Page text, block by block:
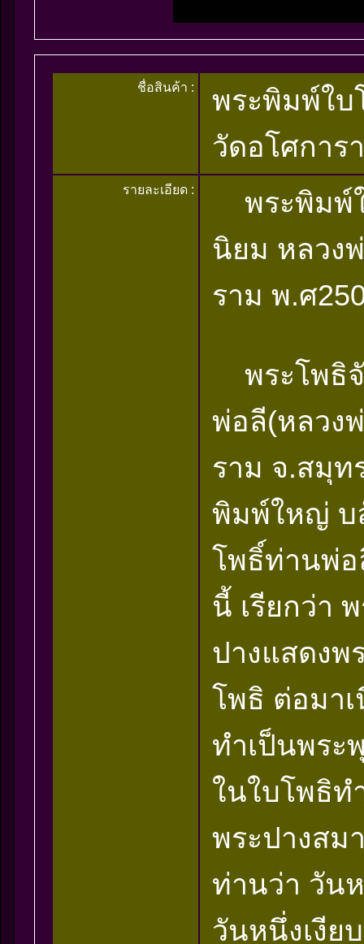
ชื่อสินค้า :
พระพิมพ์ใ
วัดอโศการ
รายละเอียด :
พระพิมพ์
นิยม หลวง
ราม พ.ศ
พระโพธิจั
พ่อลี(หลวง
ราม จ.สมุท
พิมพ์ใหญ่ บ
โพธิ์ท่านพ่
นี้ เรียกว่า
ปางแสดงพ
โพธิ ต่อมา
ทำเป็นพระ
ในใบโพธิท
พระปางสม
ท่านว่า วัน
วันหนึ่งเงีย